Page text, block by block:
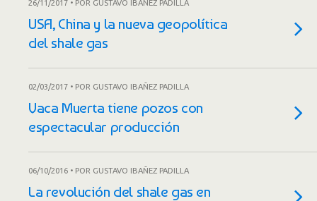
26/11/2017 • POR GUSTAVO IBAÑEZ PADILLA
USA, China y la nueva geopolítica
del shale gas
02/03/2017 • POR GUSTAVO IBAÑEZ PADILLA
Vaca Muerta tiene pozos con
espectacular producción
06/10/2016 • POR GUSTAVO IBAÑEZ PADILLA
La revolución del shale gas en